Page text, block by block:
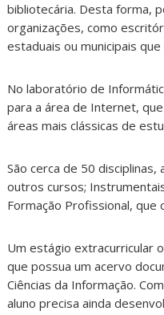
bibliotecária. Desta forma,
organizações, como
estaduais ou municipais
No laboratório de
para a área de Internet,
áreas mais clássicas de
São cerca de 50
outros cursos;
Formação Profissional,
Um estágio extracurricular
que possua um acervo
Ciências da Informação.
aluno precisa ainda